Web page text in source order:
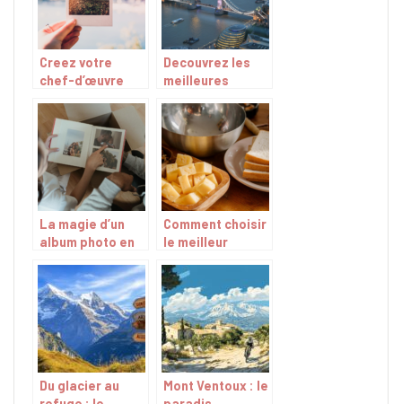
Creez votre
chef-d’œuvre
photo
personnalise : le
guide ultime
Decouvrez les
meilleures
Londres
La magie d’un
album photo en
immortalisez vos
souvenirs
Comment choisir
le meilleur
raclette pour une
escapade
gourmande
Du glacier au
Mont Ventoux : le